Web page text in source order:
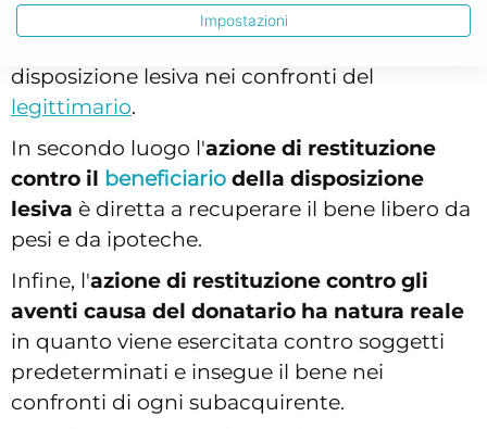
accertamento della lesione della legittima
disposizione lesiva nei confronti del
legittimario.
In secondo luogo l'azione di restituzione
contro il beneficiario della disposizione
lesiva è diretta a recuperare il bene libero da
pesi e da ipoteche.
Infine, l'azione di restituzione contro gli
aventi causa del donatario ha natura reale
in quanto viene esercitata contro soggetti
predeterminati e insegue il bene nei
confronti di ogni subacquirente.
Impostazioni